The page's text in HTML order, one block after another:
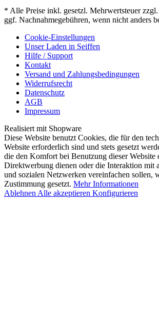
* Alle Preise inkl. gesetzl. Mehrwertsteuer zzgl.
ggf. Nachnahmegebühren, wenn nicht anders
Cookie-Einstellungen
Unser Laden in Seiffen
Hilfe / Support
Kontakt
Versand und Zahlungsbedingungen
Widerrufsrecht
Datenschutz
AGB
Impressum
Realisiert mit Shopware
Diese Website benutzt Cookies, die für den
Website erforderlich sind und stets gesetzt
die den Komfort bei Benutzung dieser Website
Direktwerbung dienen oder die Interaktion mit
und sozialen Netzwerken vereinfachen sollen,
Zustimmung gesetzt. Mehr Informationen
Ablehnen Alle akzeptieren Konfigurieren